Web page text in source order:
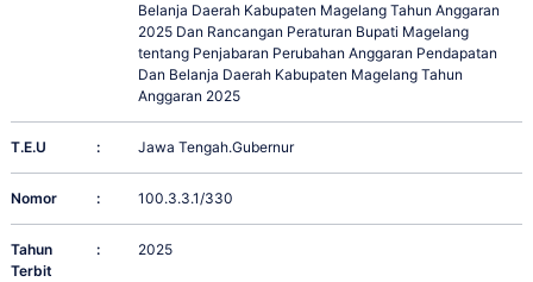
Belanja Daerah Kabupaten Magelang Tahun Anggaran
2025 Dan Rancangan Peraturan Bupati Magelang
tentang Penjabaran Perubahan Anggaran Pendapatan
Dan Belanja Daerah Kabupaten Magelang Tahun
Anggaran 2025
T.E.U : Jawa Tengah.Gubernur
Nomor : 100.3.3.1/330
Tahun
Terbit
: 2025